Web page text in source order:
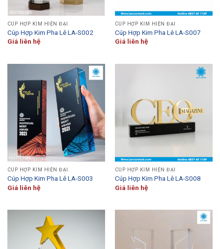
CÚP HỢP KIM HIỆN ĐẠI
Cúp Hợp Kim Pha Lê LA-S002
Giá liên hệ
CÚP HỢP KIM HIỆN ĐẠI
Cúp Hợp Kim Pha Lê LA-S007
Giá liên hệ
CÚP HỢP KIM HIỆN ĐẠI
Cúp Hợp Kim Pha Lê LA-S003
Giá liên hệ
CÚP HỢP KIM HIỆN ĐẠI
Cúp Hợp Kim Pha Lê LA-S008
Giá liên hệ